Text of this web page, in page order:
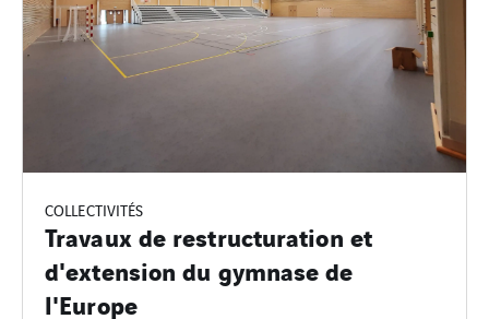
COLLECTIVITÉS
Travaux de restructuration et
d'extension du gymnase de
l'Europe